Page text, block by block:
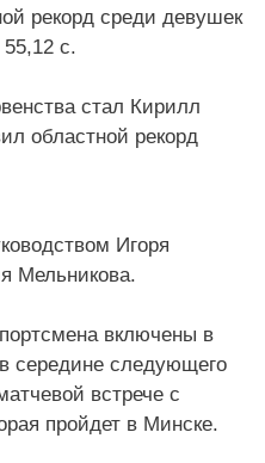
рекорд среди девушек
с.
стал Кирилл
областной рекорд
Игоря
Мельникова.
включены в
середине следующего
встрече с
пройдет в Минске.